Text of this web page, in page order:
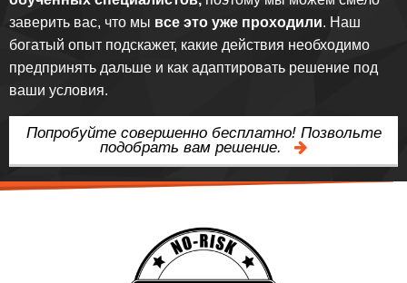
заверить вас, что мы все это уже проходили. Наш
богатый опыт подскажет, какие действия необходимо
предпринять дальше и как адаптировать решение под
ваши условия.
Попробуйте совершенно бесплатно! Позвольте
подобрать вам решение.